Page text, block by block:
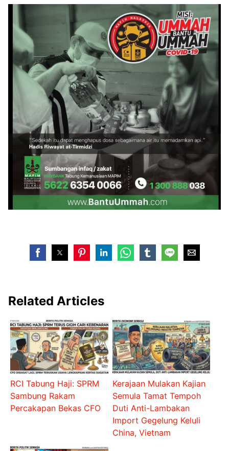
Related Articles
RCI Tabung Haji: SPRM
Sambung Rakam
Percakapan Bekas CFO
Kerajaan Mulakan Kajian
Semula Tamat Tempoh
Duti Anti-Lambakan
Import Gegelung Keluli
China, Vietnam